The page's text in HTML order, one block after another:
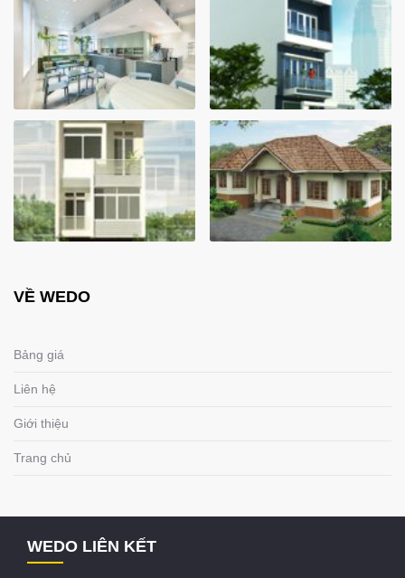
VỀ WEDO
Bảng giá
Liên hệ
Giới thiệu
Trang chủ
WEDO LIÊN KẾT